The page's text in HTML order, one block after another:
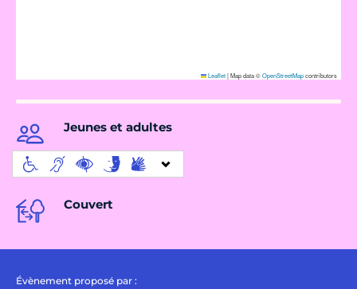
Leaflet|Map data ©OpenStreetMapcontributors
Jeunes et adultes
Couvert
Évènement proposé par :